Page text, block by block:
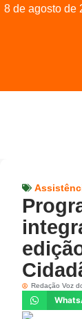
8 de agosto de
Redação Voz